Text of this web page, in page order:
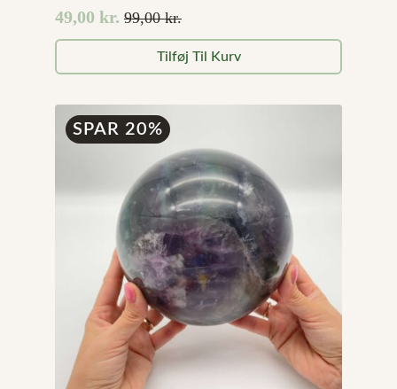
99,00kr.
Den
oprindelige
pris
99,00 kr..
49,00 kr.
Den
aktuelle
pris
49,00 kr..
Tilføj Til Kurv
SPAR 20%